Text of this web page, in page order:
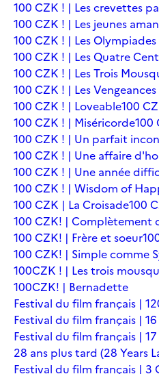
100 CZK ! | Les crevettes
100 CZK ! | Les jeunes
100 CZK ! | Les Olympiades
100 CZK ! | Les Quatre
100 CZK ! | Les Trois
100 CZK ! | Les
100 CZK ! | Loveable100
100 CZK ! | Miséricorde100
100 CZK ! | Un parfait
100 CZK ! | Une affaire
100 CZK ! | Une année
100 CZK ! | Wisdom of
100 CZK | La Croisade100
100 CZK! | Complètement
100 CZK! | Frère et soeur
100 CZK! | Simple comme
100CZK ! | Les trois
100CZK! | Bernadette
Festival du film français |
Festival du film français | 16
Festival du film français |
28 ans plus tard (28 Years
Festival du film français | 3